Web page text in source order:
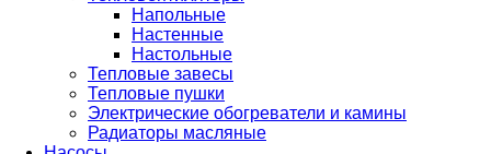
Напольные
Настенные
Настольные
Тепловые завесы
Тепловые пушки
Электрические обогреватели и камины
Радиаторы масляные